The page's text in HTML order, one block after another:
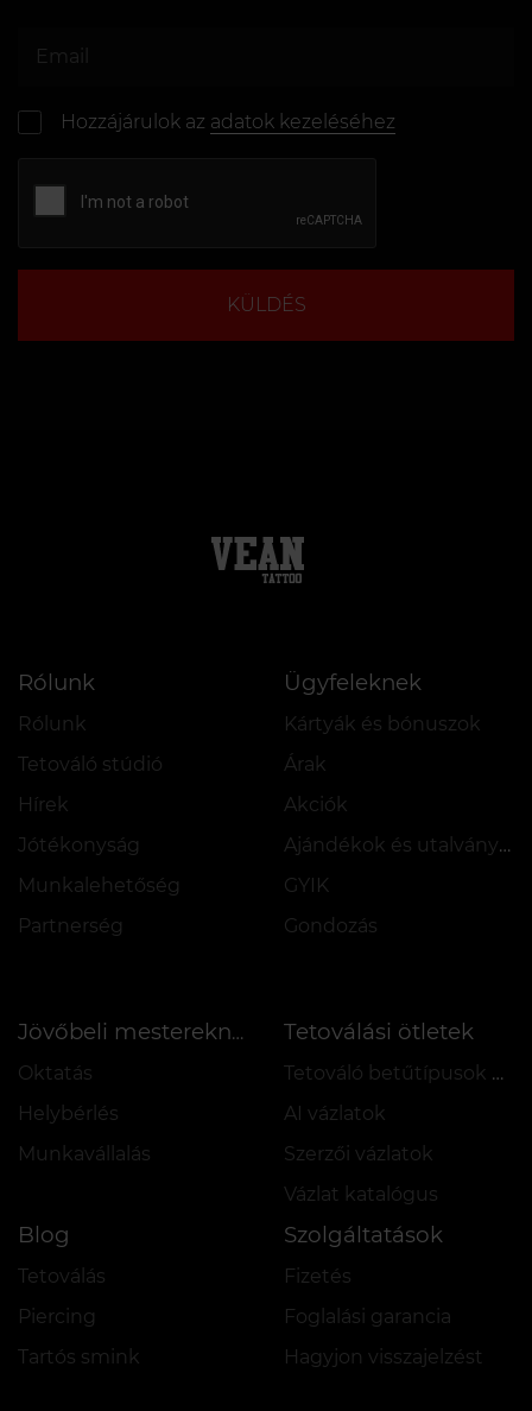
Hozzájárulok az adatok kezeléséhez
KÜLDÉS
Rólunk
Rólunk
Tetováló stúdió
Hírek
Jótékonyság
Munkalehetőség
Partnerség
Ügyfeleknek
Kártyák és bónuszok
Árak
Akciók
Ajándékok és utalványok
GYIK
Gondozás
Jövőbeli mestereknek
Oktatás
Helybérlés
Munkavállalás
Tetoválási ötletek
Tetováló betűtípusok online
AI vázlatok
Szerzői vázlatok
Vázlat katalógus
Blog
Tetoválás
Piercing
Tartós smink
Szolgáltatások
Fizetés
Foglalási garancia
Hagyjon visszajelzést